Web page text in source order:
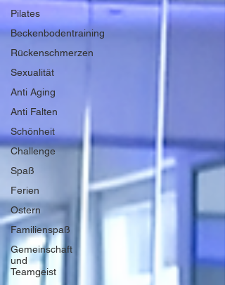
Pilates
Beckenbodentraining
Rückenschmerzen
Sexualität
Anti Aging
Anti Falten
Schönheit
Challenge
Spaß
Ferien
Ostern
Familienspaß
Gemeinschaft
und
Teamgeist